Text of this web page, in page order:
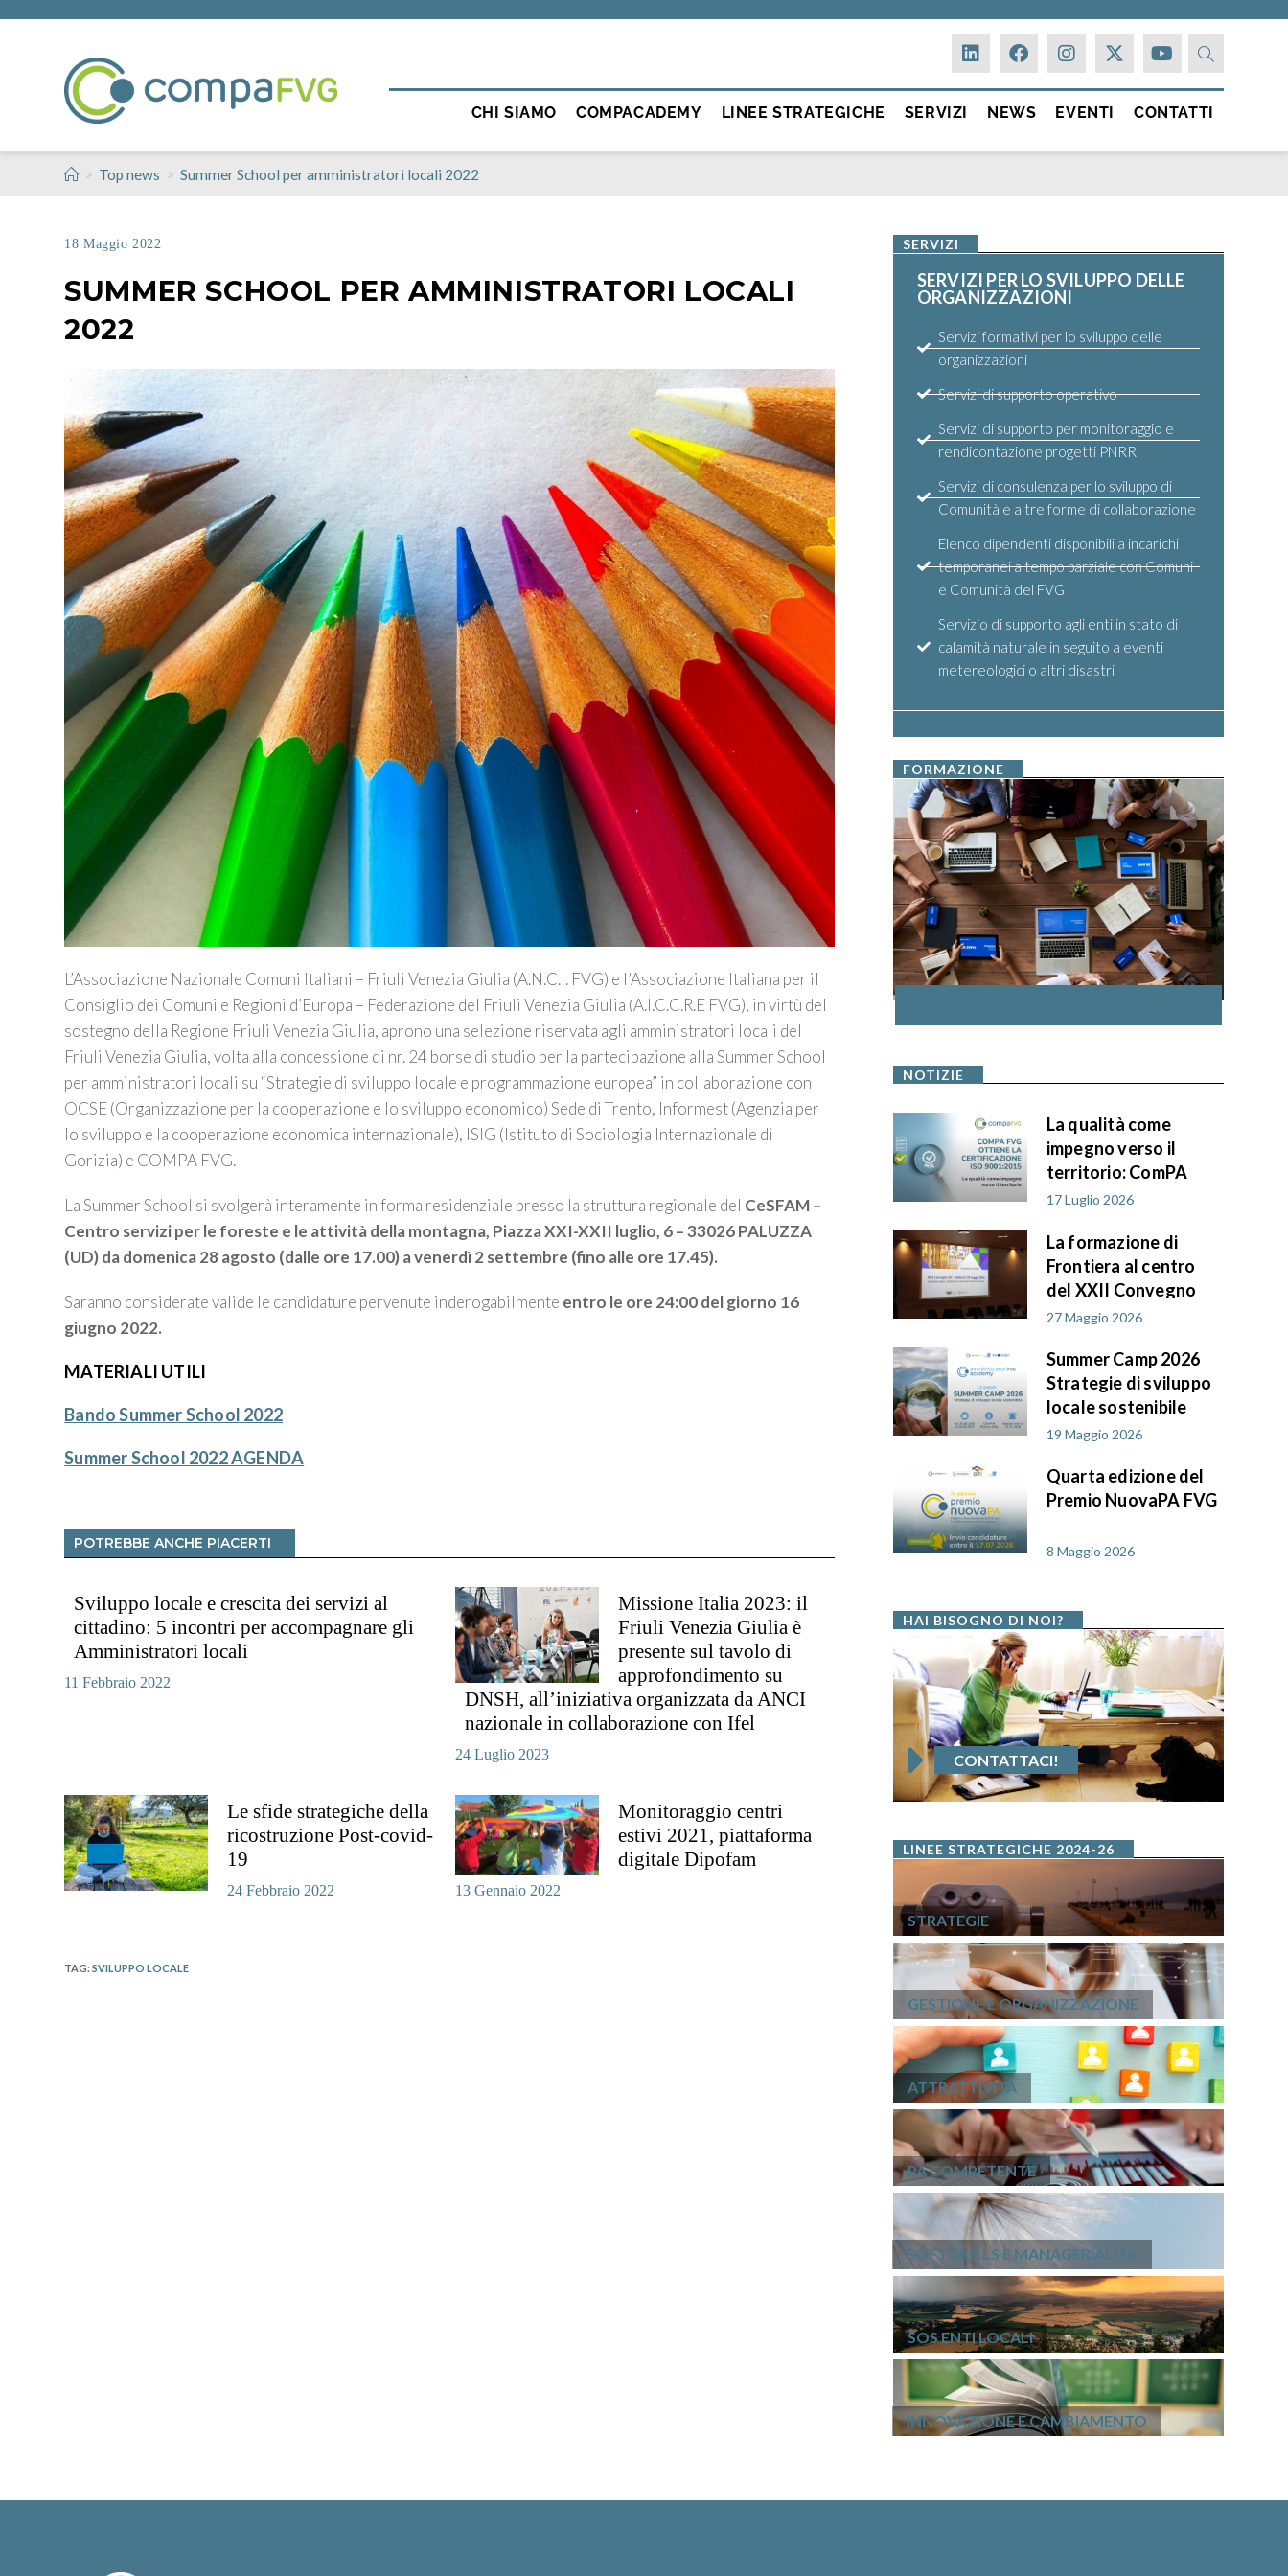
CHI SIAMO COMPACADEMY LINEE STRATEGICHE SERVIZI NEWS EVENTI CONTATTI
> Top news > Summer School per amministratori locali 2022
18 Maggio 2022
SUMMER SCHOOL PER AMMINISTRATORI LOCALI
2022
L’Associazione Nazionale Comuni Italiani – Friuli Venezia Giulia (A.N.C.I. FVG) e l’Associazione Italiana per il
Consiglio dei Comuni e Regioni d’Europa – Federazione del Friuli Venezia Giulia (A.I.C.C.R.E FVG), in virtù del
sostegno della Regione Friuli Venezia Giulia, aprono una selezione riservata agli amministratori locali del
Friuli Venezia Giulia, volta alla concessione di nr. 24 borse di studio per la partecipazione alla Summer School
per amministratori locali su “Strategie di sviluppo locale e programmazione europea” in collaborazione con
OCSE (Organizzazione per la cooperazione e lo sviluppo economico) Sede di Trento, Informest (Agenzia per
lo sviluppo e la cooperazione economica internazionale), ISIG (Istituto di Sociologia Internazionale di
Gorizia) e COMPA FVG.
La Summer School si svolgerà interamente in forma residenziale presso la struttura regionale del CeSFAM –
Centro servizi per le foreste e le attività della montagna, Piazza XXI-XXII luglio, 6 – 33026 PALUZZA
(UD) da domenica 28 agosto (dalle ore 17.00) a venerdì 2 settembre (fino alle ore 17.45).
Saranno considerate valide le candidature pervenute inderogabilmente entro le ore 24:00 del giorno 16
giugno 2022.
MATERIALI UTILI
Bando Summer School 2022
Summer School 2022 AGENDA
POTREBBE ANCHE PIACERTI
Sviluppo locale e crescita dei servizi al
cittadino: 5 incontri per accompagnare gli
Amministratori locali
11 Febbraio 2022
Missione Italia 2023: il
Friuli Venezia Giulia è
presente sul tavolo di
approfondimento su
DNSH, all’iniziativa organizzata da ANCI
nazionale in collaborazione con Ifel
24 Luglio 2023
Le sfide strategiche della
ricostruzione Post-covid-
19
24 Febbraio 2022
Monitoraggio centri
estivi 2021, piattaforma
digitale Dipofam
13 Gennaio 2022
TAG:SVILUPPO LOCALE
SERVIZI
SERVIZI PER LO SVILUPPO DELLE
ORGANIZZAZIONI
Servizi formativi per lo sviluppo delle
organizzazioni
Servizi di supporto operativo
Servizi di supporto per monitoraggio e
rendicontazione progetti PNRR
Servizi di consulenza per lo sviluppo di
Comunità e altre forme di collaborazione
Elenco dipendenti disponibili a incarichi
temporanei a tempo parziale con Comuni
e Comunità del FVG
Servizio di supporto agli enti in stato di
calamità naturale in seguito a eventi
metereologici o altri disastri
FORMAZIONE
NOTIZIE
La qualità come
impegno verso il
territorio: ComPA
FVG ottiene la
9001:2015
17 Luglio 2026
La formazione di
Frontiera al centro
del XXII Convegno
AIF PA in FVG
27 Maggio 2026
Summer Camp 2026
Strategie di sviluppo
locale sostenibile
19 Maggio 2026
Quarta edizione del
Premio NuovaPA FVG
8 Maggio 2026
HAI BISOGNO DI NOI?
CONTATTACI!
LINEE STRATEGICHE 2024-26
STRATEGIE
GESTIONE E ORGANIZZAZIONE
ATTRATTIVITÀ
PA COMPETENTE
SOFT SKILLS E MANAGERIALITÀ
SOS ENTI LOCALI
INNOVAZIONE E CAMBIAMENTO